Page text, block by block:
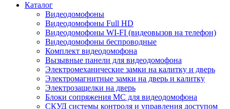
Каталог
Видеодомофоны
Видеодомофоны Full HD
Видеодомофоны WI-FI (видеовызов на телефон)
Видеодомофоны беспроводные
Комплект видеодомофона
Вызывные панели для видеодомофона
Электромеханические замки на калитку и дверь
Электромагнитные замки на дверь и калитку
Электрозащелки на дверь
Блоки сопряжения МС для видеодомофона
СКУД системы контроля и управления доступом